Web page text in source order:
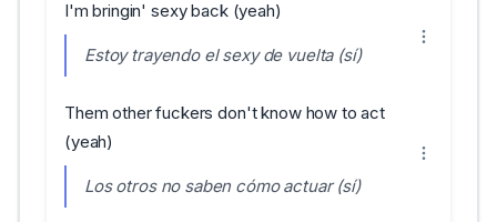
I'm bringin' sexy back (yeah)
Estoy trayendo el sexy de vuelta (sí)
Them other fuckers don't know how to act
(yeah)
Los otros no saben cómo actuar (sí)